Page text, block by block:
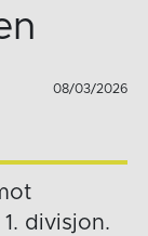
08/03/2026
divisjon.